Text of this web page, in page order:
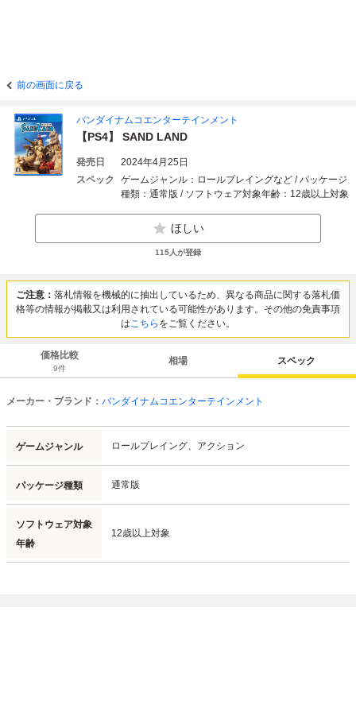
前の画面に戻る
バンダイナムコエンターテインメント
【PS4】 SAND LAND
発売日
2024年4月25日
スペック
ゲームジャンル：ロールプレイングなど / パッケージ
種類：通常版 / ソフトウェア対象年齢：12歳以上対象
ほしい
115人が登録
ご注意： 落札情報を機械的に抽出しているため、異なる商品に関する落札価
格等の情報が掲載又は利用されている可能性があります。その他の免責事項
はこちら をご覧ください。
価格比較
9件
相場 スペック
メーカー・ブランド： バンダイナムコエンターテインメント
ゲームジャンル ロールプレイング、 アクション
パッケージ種類 通常版
ソフトウェア対象
年齢
12歳以上対象